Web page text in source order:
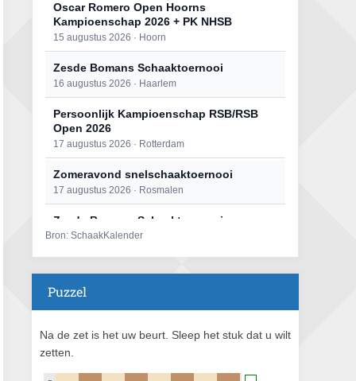
Oscar Romero Open Hoorns
Kampioenschap 2026 + PK NHSB
15 augustus 2026 · Hoorn
Zesde Bomans Schaaktoernooi
16 augustus 2026 · Haarlem
Persoonlijk Kampioenschap RSB/RSB
Open 2026
17 augustus 2026 · Rotterdam
Zomeravond snelschaaktoernooi
17 augustus 2026 · Rosmalen
Zesde Bomans Schaaktoernooi
17 augustus 2026 · Haarlem
Persoonlijk Kampioenschap RSB/RSB
Mat op ‘t Wad
Bron: SchaakKalender
Puzzel
Na de zet is het uw beurt. Sleep het stuk dat u wilt
zetten.